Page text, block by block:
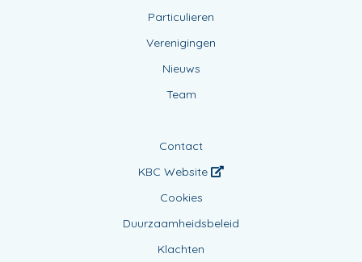
Particulieren
Verenigingen
Nieuws
Team
Contact
KBC Website
Cookies
Duurzaamheidsbeleid
Klachten